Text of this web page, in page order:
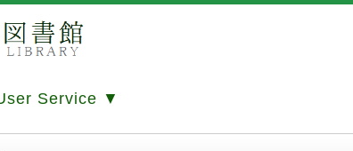
Service ▼